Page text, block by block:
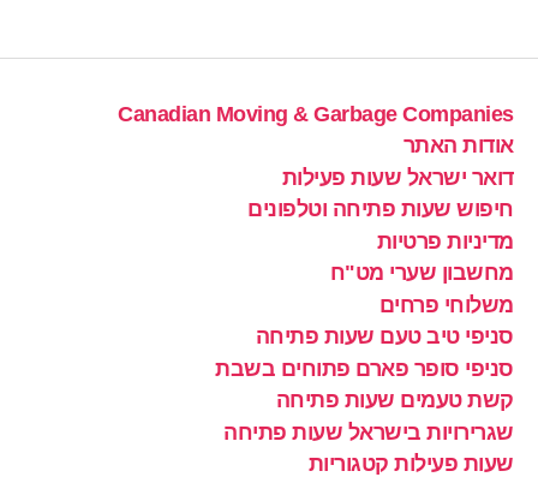
Canadian Moving & Garbage Companies
אודות האתר
דואר ישראל שעות פעילות
חיפוש שעות פתיחה וטלפונים
מדיניות פרטיות
מחשבון שערי מט"ח
משלוחי פרחים
סניפי טיב טעם שעות פתיחה
סניפי סופר פארם פתוחים בשבת
קשת טעמים שעות פתיחה
שגרירויות בישראל שעות פתיחה
שעות פעילות קטגוריות